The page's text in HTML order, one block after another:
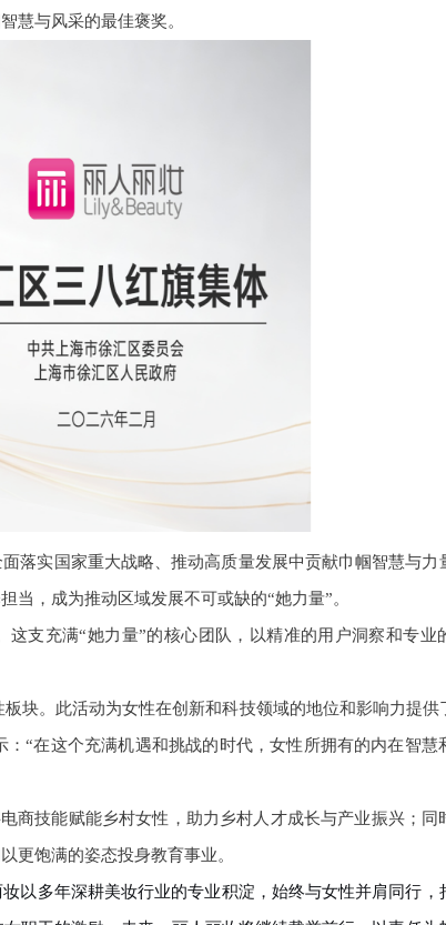
慧与风采的最佳褒奖。
落实国家重大战略、推动高质量发展中贡献巾帼智慧与力
，成为推动区域发展不可或缺的“她力量”。
支充满“她力量”的核心团队，以精准的用户洞察和专业
块。此活动为女性在创新和科技领域的地位和影响力提供
“在这个充满机遇和挑战的时代，女性所拥有的内在智慧
电商技能赋能乡村女性，助力乡村人才成长与产业振兴；同
更饱满的姿态投身教育事业。
以多年深耕美妆行业的专业积淀，始终与女性并肩同行 ，